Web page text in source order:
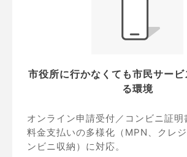
市役所に行かなくても市民サー
る環境
オンライン申請受付／コンビニ証明
料金支払いの多様化（MPN、クレ
ンビニ収納）に対応。